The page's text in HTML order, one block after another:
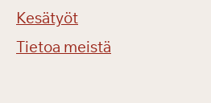
Kesätyöt
Tietoa meistä